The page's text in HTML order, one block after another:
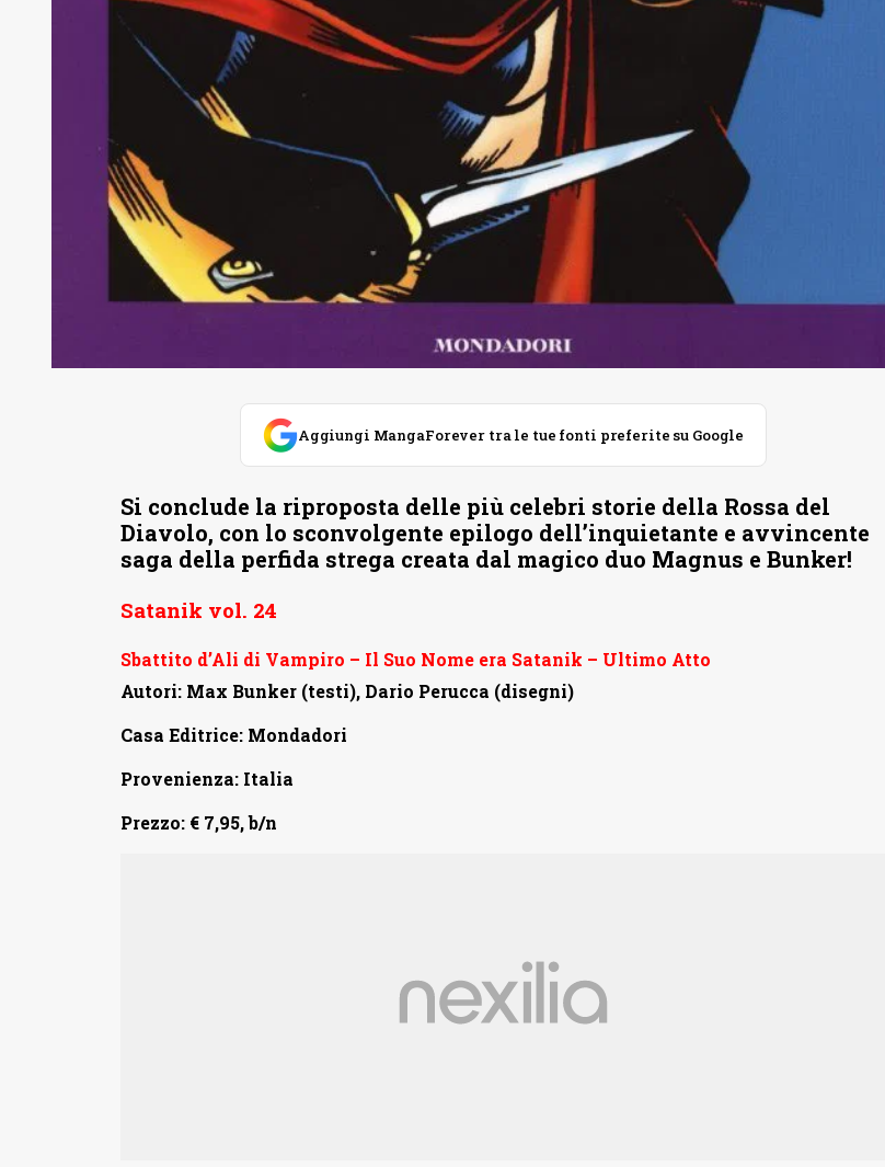
Aggiungi MangaForever tra le tue fonti preferite su Google
Si conclude la riproposta delle più celebri storie della Rossa del
Diavolo, con lo sconvolgente epilogo dell’inquietante e avvincente
saga della perfida strega creata dal magico duo Magnus e Bunker!
Satanik vol. 24
Sbattito d’Ali di Vampiro – Il Suo Nome era Satanik – Ultimo Atto
Autori: Max Bunker (testi), Dario Perucca (disegni)
Casa Editrice: Mondadori
Provenienza: Italia
Prezzo: € 7,95, b/n